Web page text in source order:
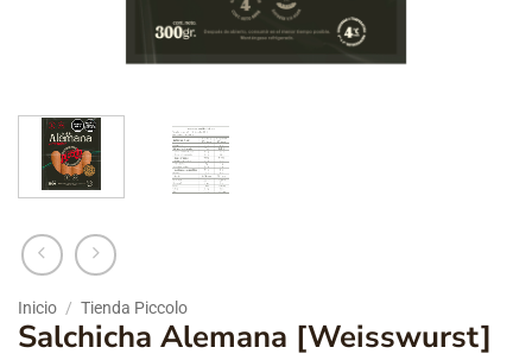
Inicio / Tienda Piccolo
Salchicha Alemana [Weisswurst]